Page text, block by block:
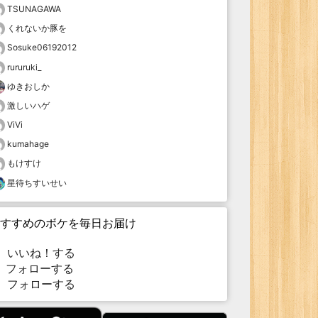
TSUNAGAWA
くれないか豚を
Sosuke06192012
rururuki_
ゆきおしか
激しいハゲ
ViVi
kumahage
もけすけ
星待ちすいせい
すめのボケを毎日お届け
いいね！する
ォローする
フォローする